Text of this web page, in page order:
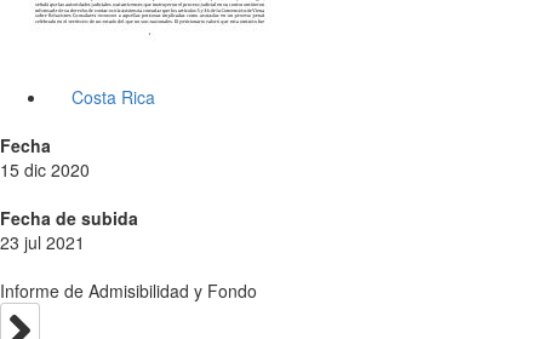
Costa Rica
Fecha
15 dic 2020
Fecha de subida
23 jul 2021
Informe de Admisibilidad y Fondo